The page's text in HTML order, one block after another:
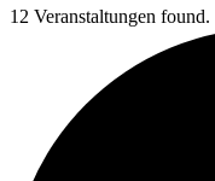
12 Veranstaltungen found.